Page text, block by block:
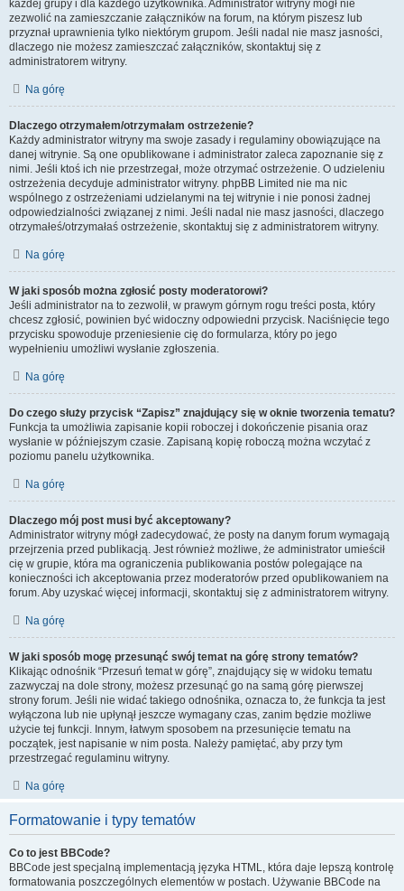
każdej grupy i dla każdego użytkownika. Administrator witryny mógł nie
zezwolić na zamieszczanie załączników na forum, na którym piszesz lub
przyznał uprawnienia tylko niektórym grupom. Jeśli nadal nie masz jasności,
dlaczego nie możesz zamieszczać załączników, skontaktuj się z
administratorem witryny.
Na górę
Dlaczego otrzymałem/otrzymałam ostrzeżenie?
Każdy administrator witryny ma swoje zasady i regulaminy obowiązujące na
danej witrynie. Są one opublikowane i administrator zaleca zapoznanie się z
nimi. Jeśli ktoś ich nie przestrzegał, może otrzymać ostrzeżenie. O udzieleniu
ostrzeżenia decyduje administrator witryny. phpBB Limited nie ma nic
wspólnego z ostrzeżeniami udzielanymi na tej witrynie i nie ponosi żadnej
odpowiedzialności związanej z nimi. Jeśli nadal nie masz jasności, dlaczego
otrzymałeś/otrzymałaś ostrzeżenie, skontaktuj się z administratorem witryny.
Na górę
W jaki sposób można zgłosić posty moderatorowi?
Jeśli administrator na to zezwolił, w prawym górnym rogu treści posta, który
chcesz zgłosić, powinien być widoczny odpowiedni przycisk. Naciśnięcie tego
przycisku spowoduje przeniesienie cię do formularza, który po jego
wypełnieniu umożliwi wysłanie zgłoszenia.
Na górę
Do czego służy przycisk “Zapisz” znajdujący się w oknie tworzenia tematu?
Funkcja ta umożliwia zapisanie kopii roboczej i dokończenie pisania oraz
wysłanie w późniejszym czasie. Zapisaną kopię roboczą można wczytać z
poziomu panelu użytkownika.
Na górę
Dlaczego mój post musi być akceptowany?
Administrator witryny mógł zadecydować, że posty na danym forum wymagają
przejrzenia przed publikacją. Jest również możliwe, że administrator umieścił
cię w grupie, która ma ograniczenia publikowania postów polegające na
konieczności ich akceptowania przez moderatorów przed opublikowaniem na
forum. Aby uzyskać więcej informacji, skontaktuj się z administratorem witryny.
Na górę
W jaki sposób mogę przesunąć swój temat na górę strony tematów?
Klikając odnośnik “Przesuń temat w górę”, znajdujący się w widoku tematu
zazwyczaj na dole strony, możesz przesunąć go na samą górę pierwszej
strony forum. Jeśli nie widać takiego odnośnika, oznacza to, że funkcja ta jest
wyłączona lub nie upłynął jeszcze wymagany czas, zanim będzie możliwe
użycie tej funkcji. Innym, łatwym sposobem na przesunięcie tematu na
początek, jest napisanie w nim posta. Należy pamiętać, aby przy tym
przestrzegać regulaminu witryny.
Na górę
Formatowanie i typy tematów
Co to jest BBCode?
BBCode jest specjalną implementacją języka HTML, która daje lepszą kontrolę
formatowania poszczególnych elementów w postach. Używanie BBCode na